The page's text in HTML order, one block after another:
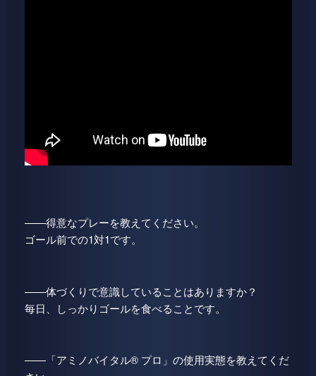
――得意なプレーを教えてください。
ゴール前での1対1です。
――体づくりで意識していることはありますか？
毎日、しっかりゴールを食べることです。
――「アミノバイタル® プロ」の使用実態を教えてくだ